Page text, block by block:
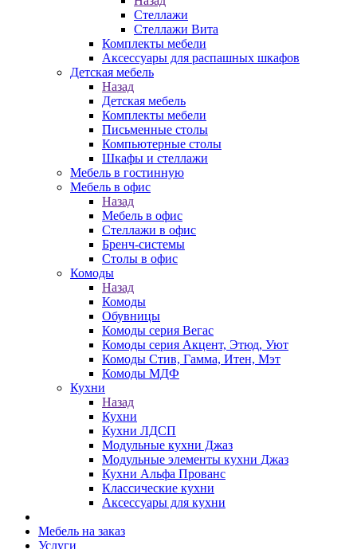
Стеллажи
Стеллажи Вита
Комплекты мебели
Аксессуары для распашных шкафов
Детская мебель
Назад
Детская мебель
Комплекты мебели
Письменные столы
Компьютерные столы
Шкафы и стеллажи
Мебель в гостинную
Мебель в офис
Назад
Мебель в офис
Стеллажи в офис
Бренч-системы
Столы в офис
Комоды
Назад
Комоды
Обувницы
Комоды серия Вегас
Комоды серия Акцент, Этюд, Уют
Комоды Стив, Гамма, Итен, Мэт
Комоды МДФ
Кухни
Назад
Кухни
Кухни ЛДСП
Модульные кухни Джаз
Модульные элементы кухни Джаз
Кухни Альфа Прованс
Классические кухни
Аксессуары для кухни
Мебель на заказ
Услуги